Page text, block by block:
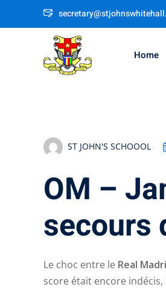
Home
ST JOHN'S SCHOOOL
OM –
secours
Le choc entre le Real
score était encore indécis,